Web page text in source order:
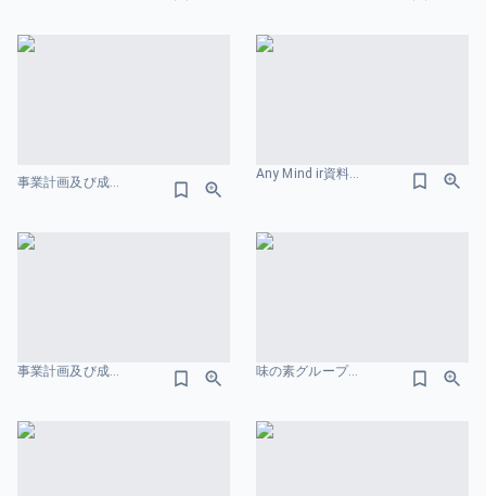
事業計画及び成⻑可能性に関する説明資料 株式会社リブ・コンサルティング 会社概要のスライドデザイン
Any Mind ir資料 カラフルのスライドデザイン
事業計画及び成長可能性に関する事項 2026 年 1月期 株式会社GENDA 会社概要のスライドデザイン 味の素グループ ASVレポート2025 会社概要のスライドデザイン